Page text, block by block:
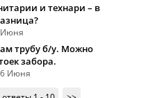
и технари – в
Июня
трубу б/у. Можно
забора.
Июня